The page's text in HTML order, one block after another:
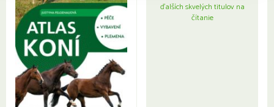
ďalších skvelých titulov na
čítanie